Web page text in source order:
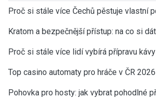
Proč si stále více Čechů pěstuje vlastní
Kratom a bezpečnější přístup: na co si
Proč si stále více lidí vybírá přípravu
Top casino automaty pro hráče v ČR 2026
Pohovka pro hosty: jak vybrat pohodlné